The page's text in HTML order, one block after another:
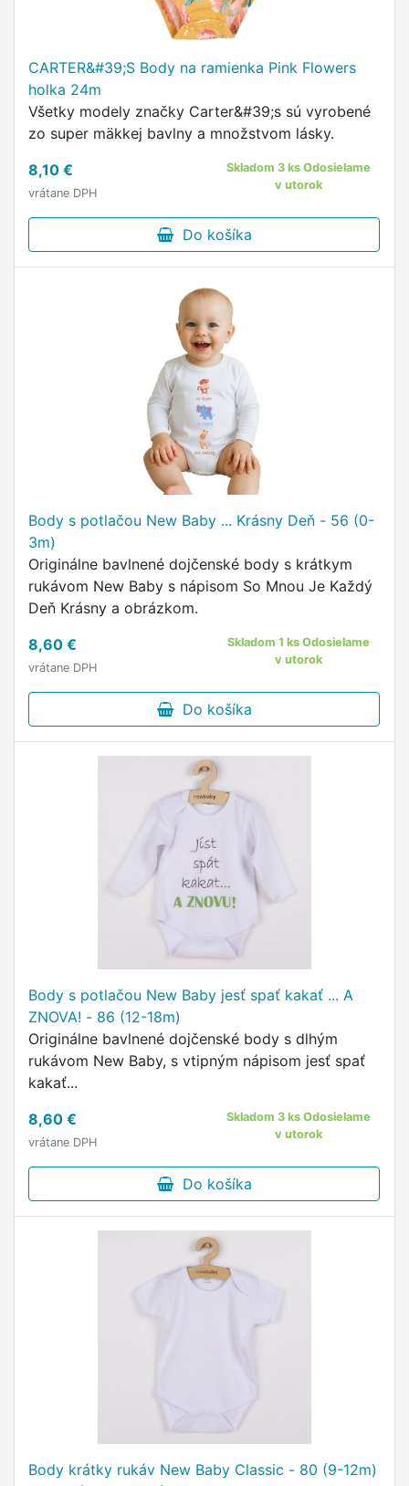
CARTER&#39;S Body na ramienka Pink Flowers
holka 24m
Všetky modely značky Carter&#39;s sú vyrobené
zo super mäkkej bavlny a množstvom lásky.
8,10 €
vrátane DPH
Skladom 3 ks Odosielame
v utorok
Do košíka
Body s potlačou New Baby ... Krásny Deň - 56 (0-
3m)
Originálne bavlnené dojčenské body s krátkym
rukávom New Baby s nápisom So Mnou Je Každý
Deň Krásny a obrázkom.
8,60 €
vrátane DPH
Skladom 1 ks Odosielame
v utorok
Do košíka
Body s potlačou New Baby jesť spať kakať ... A
ZNOVA! - 86 (12-18m)
Originálne bavlnené dojčenské body s dlhým
rukávom New Baby, s vtipným nápisom jesť spať
kakať...
8,60 €
vrátane DPH
Skladom 3 ks Odosielame
v utorok
Do košíka
Body krátky rukáv New Baby Classic - 80 (9-12m)